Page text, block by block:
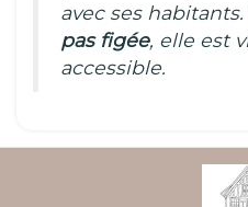
avec ses habitants.
pas figée, elle est
accessible.